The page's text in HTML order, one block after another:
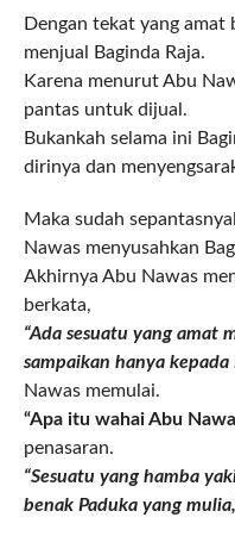
Dengan tekat yang amat
menjual Baginda Raja.
Karena menurut Abu
pantas untuk dijual.
Bukankah selama ini
dirinya dan
Maka sudah
Nawas menyusahkan
Akhirnya Abu Nawas
berkata,
“Ada sesuatu yang amat
sampaikan hanya kepada
Nawas memulai.
“Apa itu wahai Abu
penasaran.
“Sesuatu yang hamba
benak Paduka yang